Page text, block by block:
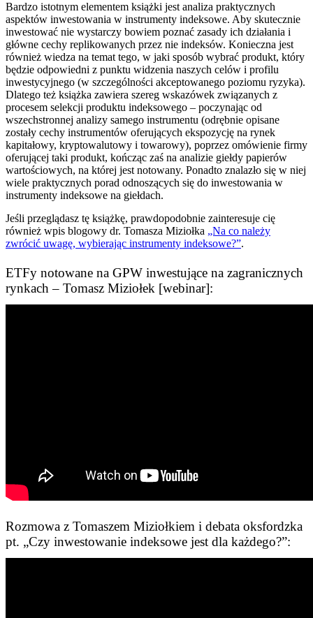
Bardzo istotnym elementem książki jest analiza praktycznych
aspektów inwestowania w instrumenty indeksowe. Aby skutecznie
inwestować nie wystarczy bowiem poznać zasady ich działania i
główne cechy replikowanych przez nie indeksów. Konieczna jest
również wiedza na temat tego, w jaki sposób wybrać produkt, który
będzie odpowiedni z punktu widzenia naszych celów i profilu
inwestycyjnego (w szczególności akceptowanego poziomu ryzyka).
Dlatego też książka zawiera szereg wskazówek związanych z
procesem selekcji produktu indeksowego – poczynając od
wszechstronnej analizy samego instrumentu (odrębnie opisane
zostały cechy instrumentów oferujących ekspozycję na rynek
kapitałowy, kryptowalutowy i towarowy), poprzez omówienie firmy
oferującej taki produkt, kończąc zaś na analizie giełdy papierów
wartościowych, na której jest notowany. Ponadto znalazło się w niej
wiele praktycznych porad odnoszących się do inwestowania w
instrumenty indeksowe na giełdach.
Jeśli przeglądasz tę książkę, prawdopodobnie zainteresuje cię
również wpis blogowy dr. Tomasza Miziołka „Na co należy
zwrócić uwagę, wybierając instrumenty indeksowe?”.
ETFy notowane na GPW inwestujące na zagranicznych
rynkach – Tomasz Miziołek [webinar]:
Rozmowa z Tomaszem Miziołkiem i debata oksfordzka
pt. „Czy inwestowanie indeksowe jest dla każdego?”: